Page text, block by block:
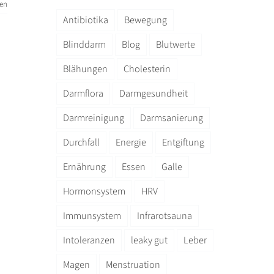
Antibiotika
Bewegung
Blinddarm
Blog
Blutwerte
Blähungen
Cholesterin
Darmflora
Darmgesundheit
Darmreinigung
Darmsanierung
Durchfall
Energie
Entgiftung
Ernährung
Essen
Galle
Hormonsystem
HRV
Immunsystem
Infrarotsauna
Intoleranzen
leaky gut
Leber
Magen
Menstruation